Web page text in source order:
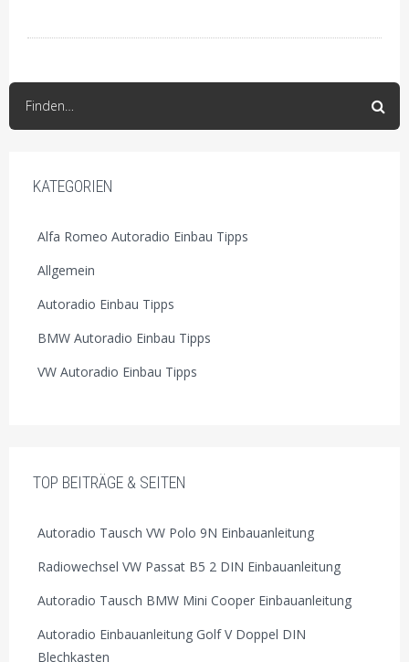
Finden…
KATEGORIEN
Alfa Romeo Autoradio Einbau Tipps
Allgemein
Autoradio Einbau Tipps
BMW Autoradio Einbau Tipps
VW Autoradio Einbau Tipps
TOP BEITRÄGE & SEITEN
Autoradio Tausch VW Polo 9N Einbauanleitung
Radiowechsel VW Passat B5 2 DIN Einbauanleitung
Autoradio Tausch BMW Mini Cooper Einbauanleitung
Autoradio Einbauanleitung Golf V Doppel DIN
Blechkasten